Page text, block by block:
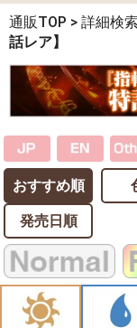
通販TOP > 詳細検索
話レア】
おすすめ順
発売日順